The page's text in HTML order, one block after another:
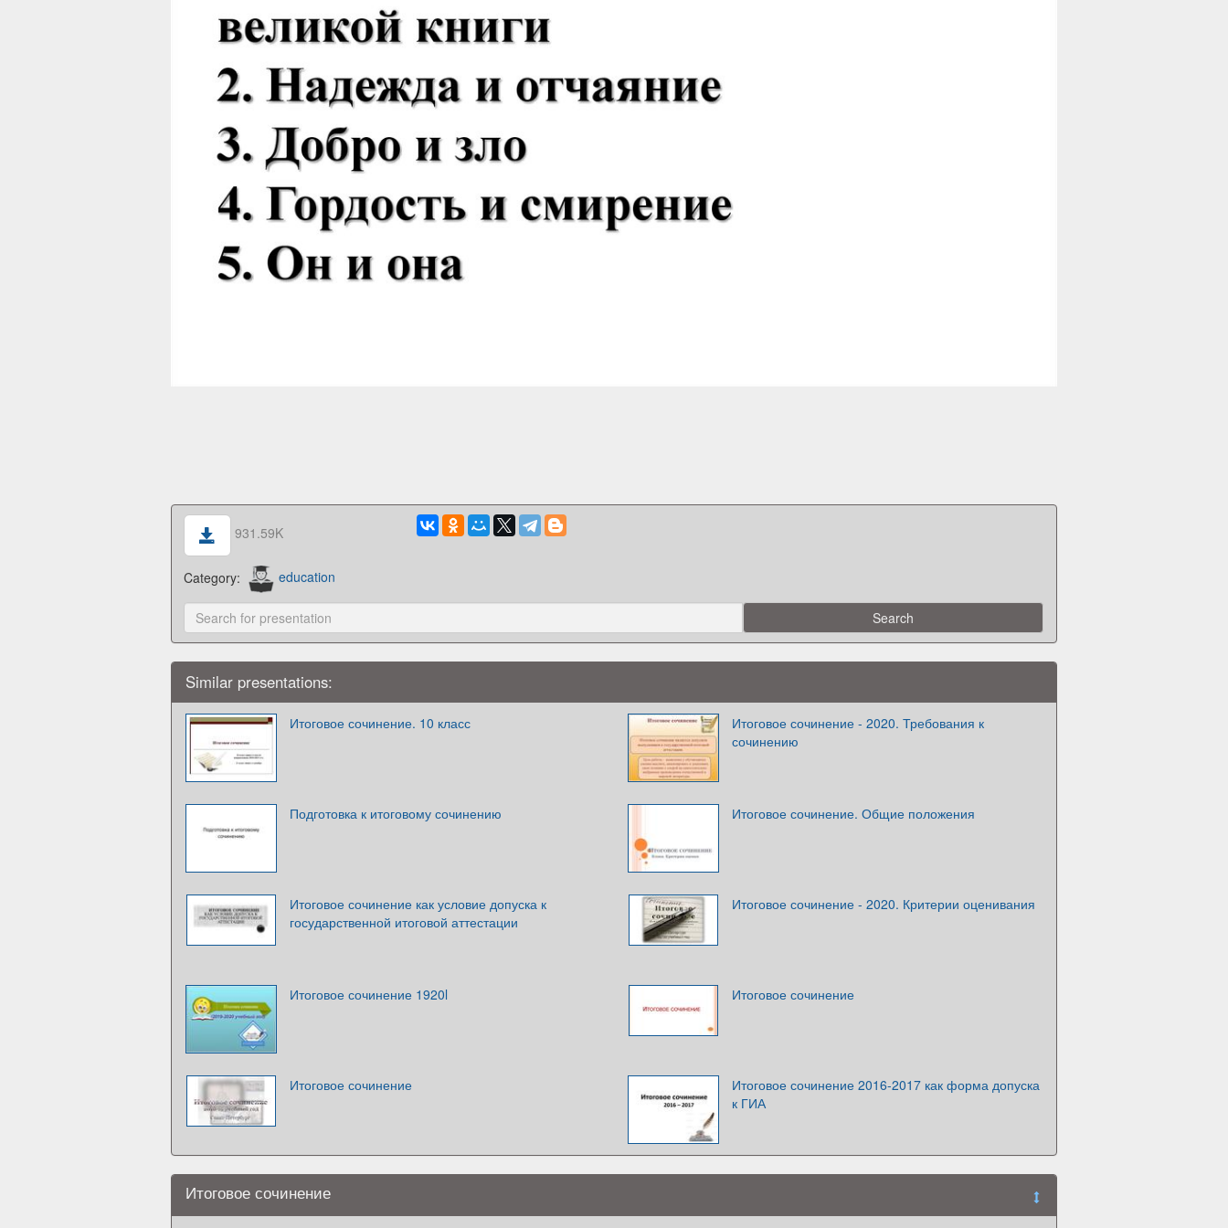
931.59K
Category: education
Similar presentations:
Итоговое сочинение. 10 класс
Итоговое сочинение - 2020. Требования к
сочинению
Подготовка к итоговому сочинению Итоговое сочинение. Общие положения
Итоговое сочинение как условие допуска к
государственной итоговой аттестации
Итоговое сочинение - 2020. Критерии оценивания
Итоговое сочинение 1920l Итоговое сочинение
Итоговое сочинение
Итоговое сочинение 2016-2017 как форма допуска
к ГИА
Итоговое сочинение